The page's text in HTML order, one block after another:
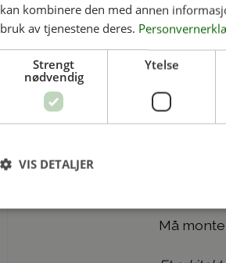
Perfekt
Settes 30
Levering:
Hent din
Vi
Må
kan kombinere den med annen
bruk av tjenestene deres.
Strengt
nødvendig
Ytelse
VIS DETALJER